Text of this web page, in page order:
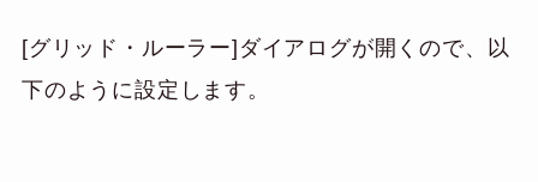
[グリッド・ルーラー]ダイアログが開くので、以
下のように設定します。